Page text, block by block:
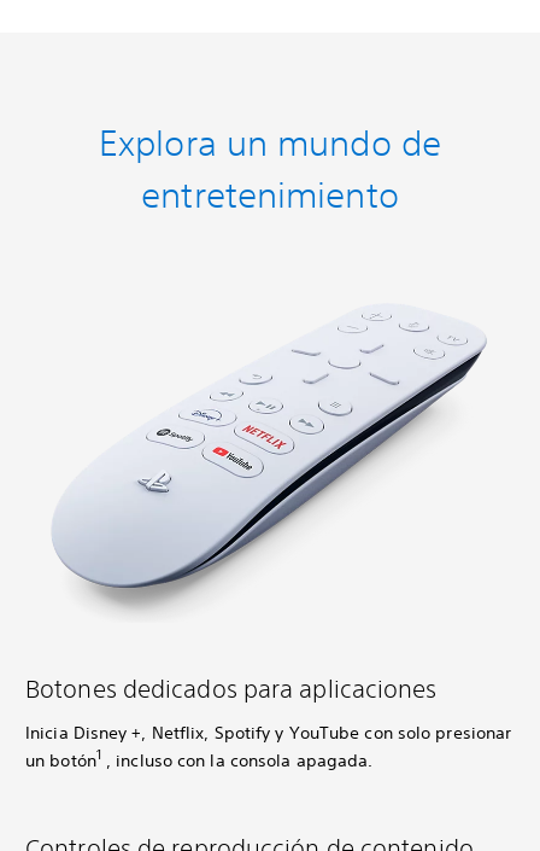
Explora un mundo de
entretenimiento
Botones dedicados para aplicaciones
Inicia Disney +, Netflix, Spotify y YouTube con solo presionar
un botón1 , incluso con la consola apagada.